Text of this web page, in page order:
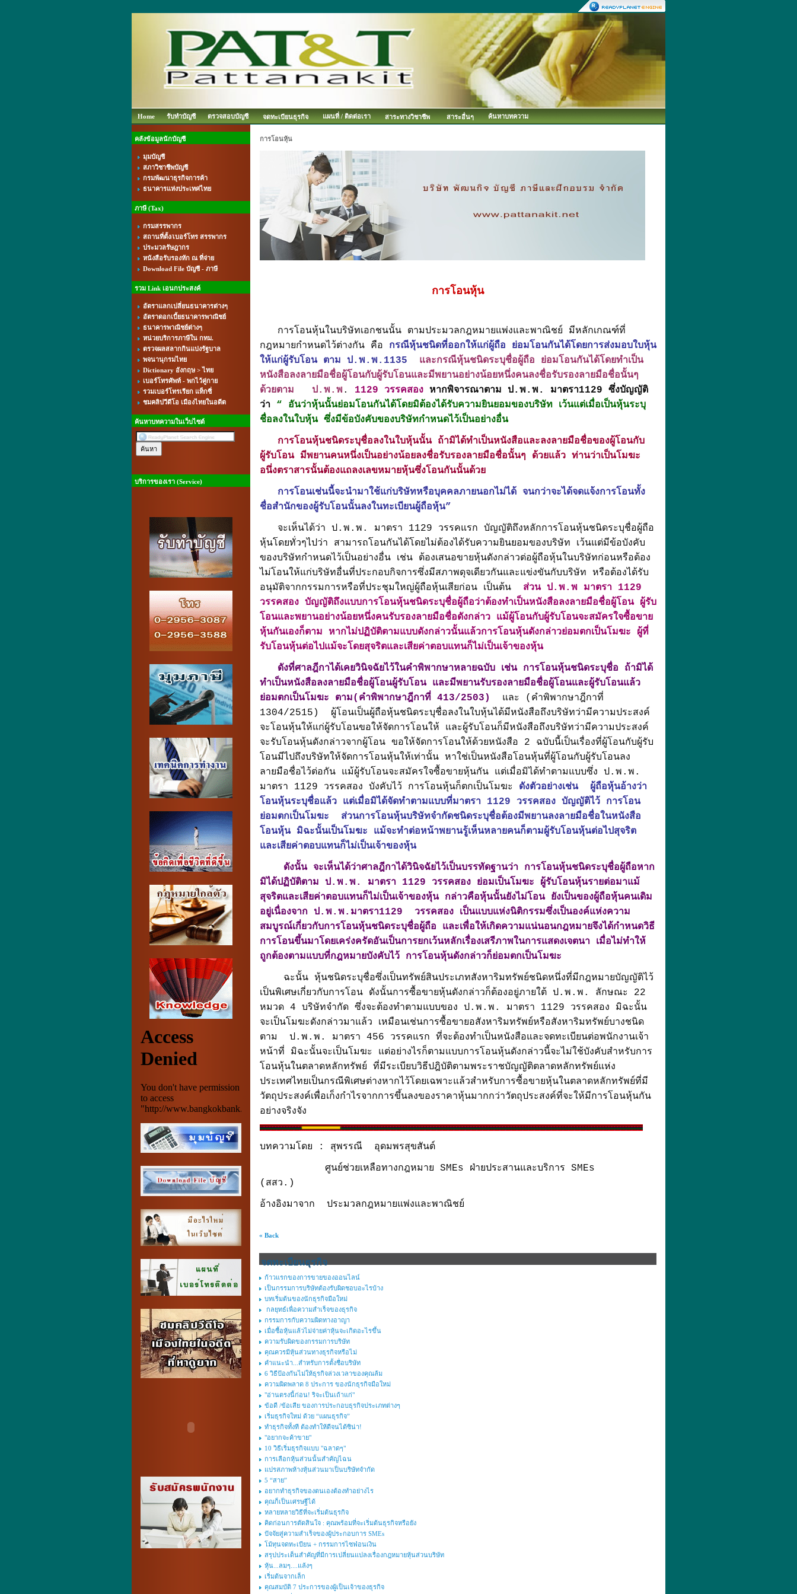
Home รับทำบัญชี ตรวจสอบบัญชี จดทะเบียนธุรกิจ แผนที่ / ติดต่อเรา สาระทางวิชาชีพ สาระอื่นๆ ค้นหาบทความ
คลังข้อมูลนักบัญชี
มุมบัญชี
สภาวิชาชีพบัญชี
กรมพัฒนาธุรกิจการค้า
ธนาคารแห่งประเทศไทย
ภาษี (Tax)
กรมสรรพากร
สถานที่ตั้ง/เบอร์โทร สรรพากร
ประมวลรัษฎากร
หนังสือรับรองหัก ณ ที่จ่าย
Download File บัญชี - ภาษี
รวม Link เอนกประสงค์
อัตราแลกเปลี่ยนธนาคารต่างๆ
อัตราดอกเบี้ยธนาคารพาณิชย์
ธนาคารพาณิชย์ต่างๆ
หน่วยบริการภาษีใน กทม.
ตรวจผลสลากกินแบ่งรัฐบาล
พจนานุกรมไทย
Dictionary อังกฤษ > ไทย
เบอร์โทรศัพท์ - พกไว้คู่กาย
รวมเบอร์โทรเรียก แท็กซี่
ชมคลิปวีดีโอ เมืองไทยในอดีต
ค้นหาบทความในเว็บไซต์
บริการของเรา (Service)
การโอนหุ้น
การโอนหุ้น
การโอนหุ้นในบริษัทเอกชนนั้น ตามประมวลกฎหมายแพ่งและพาณิชย์ มีหลักเกณฑ์ที่
กฎหมายกำหนดไว้ต่างกัน คือ กรณีหุ้นชนิดที่ออกให้แก่ผู้ถือ ย่อมโอนกันได้โดยการส่งมอบใบหุ้น
ให้แก่ผู้รับโอน
ตาม ป.พ.พ.1135
และกรณีหุ้นชนิดระบุชื่อผู้ถือ ย่อมโอนกันได้โดยทำเป็น
หนังสือลงลายมือชื่อผู้โอนกับผู้รับโอนและมีพยานอย่างน้อยหนึ่งคนลงชื่อรับรองลายมือชื่อนั้นๆ
ด้วยตาม ป.พ.พ . 1129 วรรคสอง
หากพิจารณาตาม ป.พ.พ. มาตรา1129 ซึ่งบัญญัติ
ว่า“ อันว่าหุ้นนั้นย่อมโอนกันได้โดยมิต้องได้รับความยินยอมของบริษัท เว้นแต่เมื่อเป็นหุ้นระบุ
ชื่อลงในใบหุ้น ซึ่งมีข้อบังคับของบริษัทกำหนดไว้เป็นอย่างอื่น
การโอนหุ้นชนิดระบุชื่อลงในใบหุ้นนั้น ถ้ามิได้ทำเป็นหนังสือและลงลายมือชื่อของผู้โอนกับ
ผู้รับโอน มีพยานคนหนึ่งเป็นอย่างน้อยลงชื่อรับรองลายมือชื่อนั้นๆ ด้วยแล้ว ท่านว่าเป็นโมฆะ
อนึ่งตราสารนั้นต้องแถลงเลขหมายหุ้นซึ่งโอนกันนั้นด้วย
การโอนเช่นนี้จะนำมาใช้แก่บริษัทหรือบุคคลภายนอกไม่ได้ จนกว่าจะได้จดแจ้งการโอนทั้ง
ชื่อสำนักของผู้รับโอนนั้นลงในทะเบียนผู้ถือหุ้น”
จะเห็นได้ว่า ป.พ.พ. มาตรา 1129 วรรคแรก บัญญัติถึงหลักการโอนหุ้นชนิดระบุชื่อผู้ถือ
หุ้นโดยทั่วๆไปว่า สามารถโอนกันได้โดยไม่ต้องได้รับความยินยอมของบริษัท เว้นแต่มีข้อบังคับ
ของบริษัทกำหนดไว้เป็นอย่างอื่น เช่น ต้องเสนอขายหุ้นดังกล่าวต่อผู้ถือหุ้นในบริษัทก่อนหรือต้อง
ไม่โอนให้แก่บริษัทอื่นที่ประกอบกิจการซึ่งมีสภาพดุจเดียวกันและแข่งขันกับบริษัท หรือต้องได้รับ
อนุมัติจากกรรมการหรือที่ประชุมใหญ่ผู้ถือหุ้นเสียก่อน เป็นต้น ส่วน ป.พ.พ มาตรา 1129
วรรคสอง บัญญัติถึงแบบการโอนหุ้นชนิดระบุชื่อผู้ถือว่าต้องทำเป็นหนังสือลงลายมือชื่อผู้โอน ผู้รับ
โอนและพยานอย่างน้อยหนึ่งคนรับรองลายมือชื่อดังกล่าว แม้ผู้โอนกับผู้รับโอนจะสมัครใจซื้อขาย
หุ้นกันเองก็ตาม หากไม่ปฏิบัติตามแบบดังกล่าวนั้นแล้วการโอนหุ้นดังกล่าวย่อมตกเป็นโมฆะ ผู้ที่
รับโอนหุ้นต่อไปแม้จะโดยสุจริตและเสียค่าตอบแทนก็ไม่เป็นเจ้าของหุ้น
ดังที่ศาลฎีกาได้เคยวินิจฉัยไว้ในคำพิพากษาหลายฉบับ เช่น การโอนหุ้นชนิดระบุชื่อ ถ้ามิได้
ทำเป็นหนังสือลงลายมือชื่อผู้โอนผู้รับโอน และมีพยานรับรองลายมือชื่อผู้โอนและผู้รับโอนแล้ว
ย่อมตกเป็นโมฆะ ตาม(คำพิพากษาฎีกาที่ 413/2503)
และ (คำพิพากษาฎีกาที่
1304/2515) ผู้โอนเป็นผู้ถือหุ้นชนิดระบุชื่อลงในใบหุ้นได้มีหนังสือถึงบริษัทว่ามีความประสงค์
จะโอนหุ้นให้แก่ผู้รับโอนขอให้จัดการโอนให้ และผู้รับโอนก็มีหนังสือถึงบริษัทว่ามีความประสงค์
จะรับโอนหุ้นดังกล่าวจากผู้โอน ขอให้จัดการโอนให้ด้วยหนังสือ 2 ฉบับนี้เป็นเรื่องที่ผู้โอนกับผู้รับ
โอนมีไปถึงบริษัทให้จัดการโอนหุ้นให้เท่านั้น หาใช่เป็นหนังสือโอนหุ้นที่ผู้โอนกับผู้รับโอนลง
ลายมือชื่อไว้ต่อกัน แม้ผู้รับโอนจะสมัครใจซื้อขายหุ้นกัน แต่เมื่อมิได้ทำตามแบบซึ่ง ป.พ.พ.
มาตรา 1129 วรรคสอง บังคับไว้ การโอนหุ้นก็ตกเป็นโมฆะ ดังตัวอย่างเช่น ผู้ถือหุ้นอ้างว่า
โอนหุ้นระบุชื่อแล้ว แต่เมื่อมิได้จัดทำตามแบบที่มาตรา 1129 วรรคสอง บัญญัติไว้ การโอน
ย่อมตกเป็นโมฆะ ส่วนการโอนหุ้นบริษัทจำกัดชนิดระบุชื่อต้องมีพยานลงลายมือชื่อในหนังสือ
โอนหุ้น มิฉะนั้นเป็นโมฆะ แม้จะทำต่อหน้าพยานรู้เห็นหลายคนก็ตามผู้รับโอนหุ้นต่อไปสุจริต
และเสียค่าตอบแทนก็ไม่เป็นเจ้าของหุ้น
ดังนั้น จะเห็นได้ว่าศาลฎีกาได้วินิจฉัยไว้เป็นบรรทัดฐานว่า การโอนหุ้นชนิดระบุชื่อผู้ถือหาก
มิได้ปฏิบัติตาม ป.พ.พ. มาตรา 1129 วรรคสอง ย่อมเป็นโมฆะ ผู้รับโอนหุ้นรายต่อมาแม้
สุจริตและเสียค่าตอบแทนก็ไม่เป็นเจ้าของหุ้น กล่าวคือหุ้นนั้นยังไม่โอน ยังเป็นของผู้ถือหุ้นคนเดิม
อยู่เนื่องจาก ป.พ.พ.มาตรา1129 วรรคสอง เป็นแบบแห่งนิติกรรมซึ่งเป็นองค์แห่งความ
สมบูรณ์เกี่ยวกับการโอนหุ้นชนิดระบุชื่อผู้ถือ และเพื่อให้เกิดความแน่นอนกฎหมายจึงได้กำหนดวิธี
การโอนขึ้นมาโดยเคร่งครัดอันเป็นการยกเว้นหลักเรื่องเสรีภาพในการแสดงเจตนา เมื่อไม่ทำให้
ถูกต้องตามแบบที่กฎหมายบังคับไว้ การโอนหุ้นดังกล่าวก็ย่อมตกเป็นโมฆะ
ฉะนั้น หุ้นชนิดระบุชื่อซึ่งเป็นทรัพย์สินประเภทสังหาริมทรัพย์ชนิดหนึ่งที่มีกฎหมายบัญญัติไว้
เป็นพิเศษเกี่ยวกับการโอน ดังนั้นการซื้อขายหุ้นดังกล่าวก็ต้องอยู่ภายใต้ ป.พ.พ. ลักษณะ 22
หมวด 4 บริษัทจำกัด ซึ่งจะต้องทำตามแบบของ ป.พ.พ. มาตรา 1129 วรรคสอง มิฉะนั้น
จะเป็นโมฆะดังกล่าวมาแล้ว เหมือนเช่นการซื้อขายอสังหาริมทรัพย์หรือสังหาริมทรัพย์บางชนิด
ตาม ป.พ.พ. มาตรา 456 วรรคแรก ที่จะต้องทำเป็นหนังสือและจดทะเบียนต่อพนักงานเจ้า
หน้าที่ มิฉะนั้นจะเป็นโมฆะ แต่อย่างไรก็ตามแบบการโอนหุ้นดังกล่าวนี้จะไม่ใช้บังคับสำหรับการ
โอนหุ้นในตลาดหลักทรัพย์ ที่มีระเบียบวิธีปฎิบัติตามพระราชบัญญัติตลาดหลักทรัพย์แห่ง
ประเทศไทยเป็นกรณีพิเศษต่างหากไว้โดยเฉพาะแล้วสำหรับการซื้อขายหุ้นในตลาดหลักทรัพย์ที่มี
วัตถุประสงค์เพื่อเก็งกำไรจากการขึ้นลงของราคาหุ้นมากกว่าวัตถุประสงค์ที่จะให้มีการโอนหุ้นกัน
อย่างจริงจัง
บทความโดย : สุพรรณี อุดมพรสุขสันต์
ศูนย์ช่วยเหลือทางกฎหมาย SMEs ฝ่ายประสานและบริการ SMEs
(สสว.)
อ้างอิงมาจาก ประมวลกฎหมายแพ่งและพาณิชย์
« Back
จดทะเบียนธุรกิจ
ก้าวแรกของการขายของออนไลน์
เป็นกรรมการบริษัทต้องรับผิดชอบอะไรบ้าง
บทเริ่มต้นของนักธุรกิจมือใหม่
กลยุทธ์เพื่อความสำเร็จของธุรกิจ
กรรมการกับความผิดทางอาญา
เมื่อซื้อหุ้นแล้วไม่จ่ายค่าหุ้นจะเกิดอะไรขึ้น
ความรับผิดของกรรมการบริษัท
คุณควรมีหุ้นส่วนทางธุรกิจหรือไม่
คำแนะนำ...สำหรับการตั้งชื่อบริษัท
6 วิธีป้องกันไม่ให้ธุรกิจล่วงเวลาของคุณล้ม
ความผิดพลาด 8 ประการ ของนักธุรกิจมือใหม่
"อ่านตรงนี้ก่อน! ริจะเป็นเถ้าแก่"
ข้อดี /ข้อเสีย ของการประกอบธุรกิจประเภทต่างๆ
เริ่มธุรกิจใหม่ ด้วย “แผนธุรกิจ”
ทำธุรกิจทั้งที ต้องทำให้ดีจนได้ซิน่า!
"อยากจะค้าขาย"
10 วิธีเริ่มธุรกิจแบบ "ฉลาดๆ"
การเลือกหุ้นส่วนนั้นสำคัญไฉน
แปรสภาพห้างหุ้นส่วนมาเป็นบริษัทจำกัด
5 “สาย”
อยากทำธุรกิจของตนเองต้องทำอย่างไร
คุณก็เป็นเศรษฐีได้
หลายหลายวิธีที่จะเริ่มต้นธุรกิจ
คิดก่อนการตัดสินใจ : คุณพร้อมที่จะเริ่มต้นธุรกิจหรือยัง
ปัจจัยสู่ความสำเร็จของผู้ประกอบการ SMEs
โม้ทุนจดทะเบียน + กรรมการไซฟ่อนเงิน
สรุปประเด็นสำคัญที่มีการเปลี่ยนแปลงเรื่องกฎหมายหุ้นส่วนบริษัท
หุ้น...ลมๆ....แล้งๆ
เริ่มต้นจากเล็ก
คุณสมบัติ 7 ประการของผู้เป็นเจ้าของธุรกิจ